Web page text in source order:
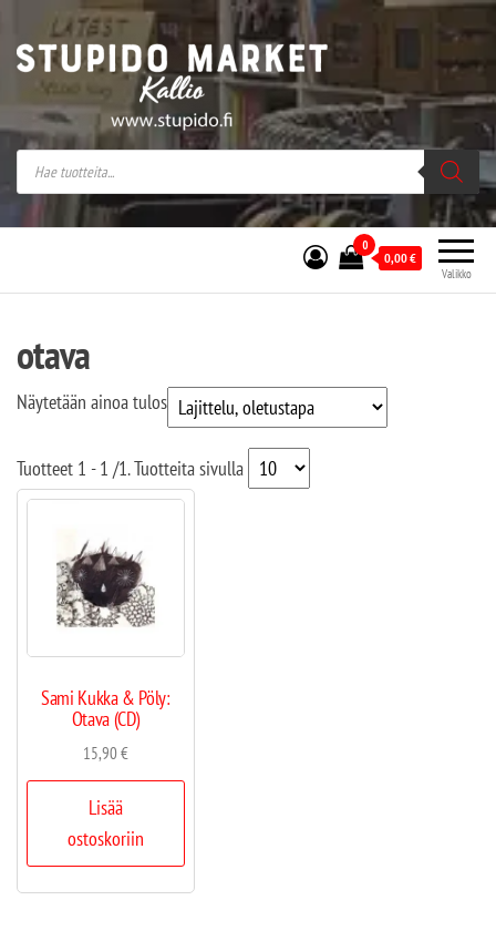
Stupido Market – verkossa ja kivijalassa
Stupido Market on vaihtoehtomusaan
erikoistunut verkko- sekä
kivijalkakauppa Helsingissä Kallion
sydämessä.
Valikko
0
0,00€
otava
Näytetään ainoa tulos
Tuotteet 1 - 1 /1. Tuotteita sivulla
Sami Kukka & Pöly:
Otava (CD)
15,90€
Lisää
ostoskoriin